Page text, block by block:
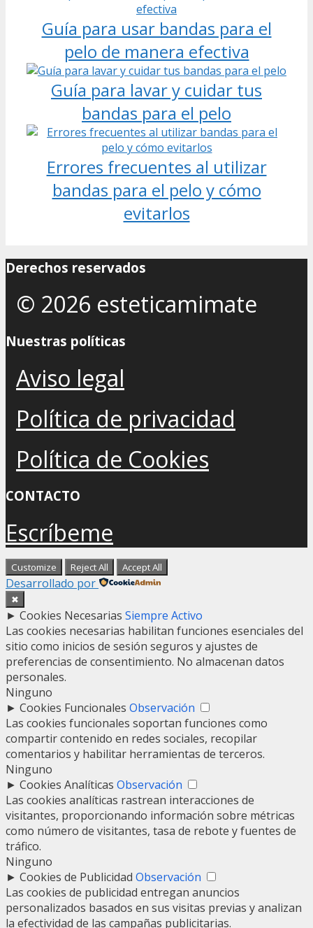
Guía para usar bandas para el
pelo de manera efectiva
Guía para lavar y cuidar tus
bandas para el pelo
Errores frecuentes al utilizar
bandas para el pelo y cómo
evitarlos
Derechos reservados
© 2026 esteticamimate
Nuestras políticas
Aviso legal
Política de privacidad
Política de Cookies
CONTACTO
Escríbeme
Customize Reject All Accept All
Desarrollado por
✖
► Cookies Necesarias Siempre Activo
Las cookies necesarias habilitan funciones esenciales del
sitio como inicios de sesión seguros y ajustes de
preferencias de consentimiento. No almacenan datos
personales.
Ninguno
► Cookies Funcionales Observación
Las cookies funcionales soportan funciones como
compartir contenido en redes sociales, recopilar
comentarios y habilitar herramientas de terceros.
Ninguno
► Cookies Analíticas Observación
Las cookies analíticas rastrean interacciones de
visitantes, proporcionando información sobre métricas
como número de visitantes, tasa de rebote y fuentes de
tráfico.
Ninguno
► Cookies de Publicidad Observación
Las cookies de publicidad entregan anuncios
personalizados basados en sus visitas previas y analizan
la efectividad de las campañas publicitarias.